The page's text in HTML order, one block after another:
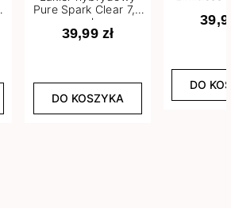
Pure Spark Clear 7,2
ml
39,99 zł
DO KOSZYKA
DO